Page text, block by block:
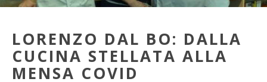
LORENZO DAL BO: DALLA
CUCINA STELLATA ALLA
MENSA COVID